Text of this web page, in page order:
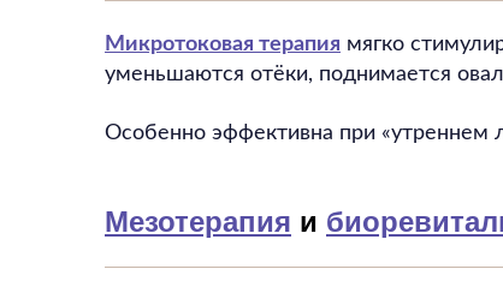
Микротоковая терапия мягко
уменьшаются отёки, поднимается
Особенно эффективна при
Мезотерапия и